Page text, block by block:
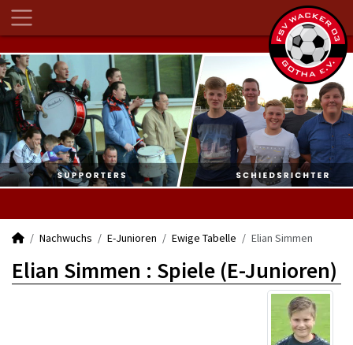
Nachwuchs E-Junioren Ewige Tabelle Elian Simmen
Elian Simmen : Spiele (E-Junioren)